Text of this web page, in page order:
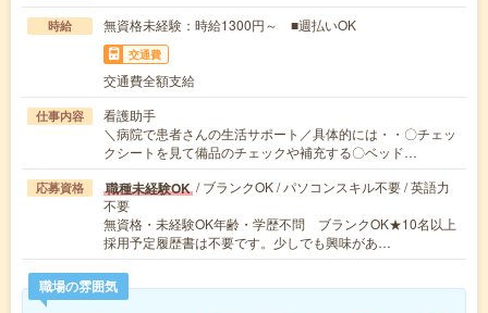
時給 無資格未経験：時給1300円～ ■週払いOK
交通費
交通費全額支給
仕事内容
看護助手
＼病院で患者さんの生活サポート／具体的には・・〇チェッ
クシートを見て備品のチェックや補充する〇ベッド…
応募資格 職種未経験OK / ブランクOK / パソコンスキル不要 / 英語力
不要
無資格・未経験OK年齢・学歴不問 ブランクOK★10名以上
採用予定履歴書は不要です。少しでも興味があ…
職場の雰囲気